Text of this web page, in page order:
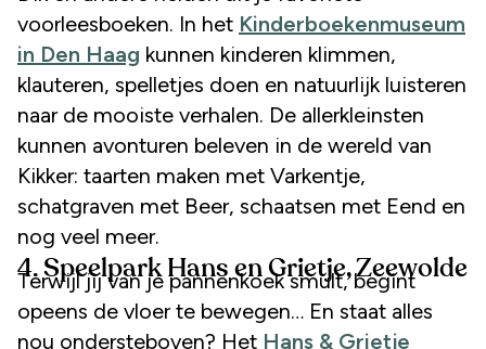
voorleesboeken. In het Kinderboekenmuseum
in Den Haag kunnen kinderen klimmen,
klauteren, spelletjes doen en natuurlijk luisteren
naar de mooiste verhalen. De allerkleinsten
kunnen avonturen beleven in de wereld van
Kikker: taarten maken met Varkentje,
schatgraven met Beer, schaatsen met Eend en
nog veel meer.
4. Speelpark Hans en Grietje, Zeewolde
Terwijl jij van je pannenkoek smult, begint
opeens de vloer te bewegen… En staat alles
nou ondersteboven? Het Hans & Grietje